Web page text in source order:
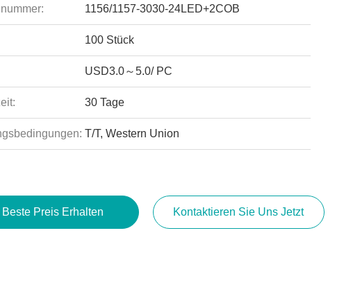
1156/1157-3030-24LED+2COB
100 Stück
USD3.0～5.0/ PC
30 Tage
T/T, Western Union
Beste Preis Erhalten Kontaktieren Sie Uns Jetzt